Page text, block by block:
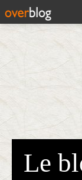
Le